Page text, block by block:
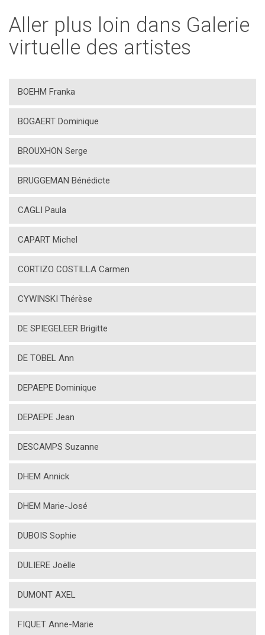
Aller plus loin dans Galerie
virtuelle des artistes
BOEHM Franka
BOGAERT Dominique
BROUXHON Serge
BRUGGEMAN Bénédicte
CAGLI Paula
CAPART Michel
CORTIZO COSTILLA Carmen
CYWINSKI Thérèse
DE SPIEGELEER Brigitte
DE TOBEL Ann
DEPAEPE Dominique
DEPAEPE Jean
DESCAMPS Suzanne
DHEM Annick
DHEM Marie-José
DUBOIS Sophie
DULIERE Joëlle
DUMONT AXEL
FIQUET Anne-Marie